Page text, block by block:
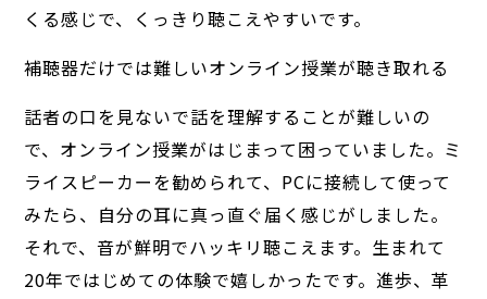
くる感じで、くっきり聴こえやすいです。
補聴器だけでは難しいオンライン授業が聴き取れる
話者の口を見ないで話を理解することが難しいの
で、オンライン授業がはじまって困っていました。ミ
ライスピーカーを勧められて、PCに接続して使って
みたら、自分の耳に真っ直ぐ届く感じがしました。
それで、音が鮮明でハッキリ聴こえます。生まれて
20年ではじめての体験で嬉しかったです。進歩、革